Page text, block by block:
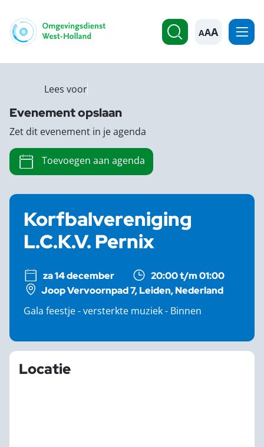
A
Korfbalvereniging
L.C.K.V. Pernix
za 14 december
20:00 t/m 01:00
Joop Vervoornpad 7, Leiden, Nederland
Gala feestje - versterkte muziek - Binnen
Locatie
Lees voor
Evenement opslaan
Zet dit evenement in je agenda
Toevoegen aan agenda